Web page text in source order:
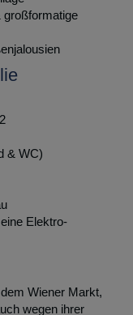
großformatige
& WC)
Elektro-
Wiener Markt,
wegen ihrer